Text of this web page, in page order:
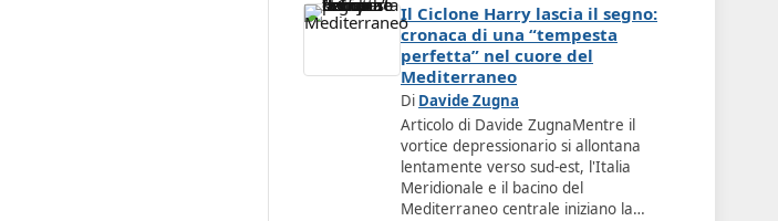
Il Ciclone Harry lascia il segno:
cronaca di una “tempesta
perfetta” nel cuore del
Mediterraneo
Di Davide Zugna
Articolo di Davide ZugnaMentre il
vortice depressionario si allontana
lentamente verso sud-est, l'Italia
Meridionale e il bacino del
Mediterraneo centrale iniziano la…